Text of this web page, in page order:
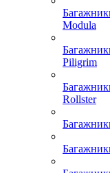
Modula
Piligrim
Rollster